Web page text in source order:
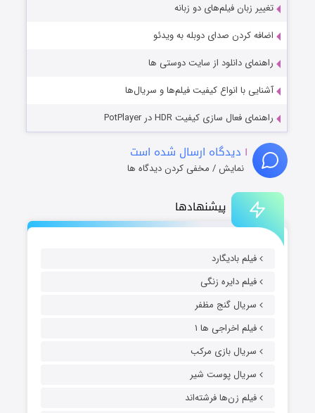
پیشنهادها
فیلم بادیگارد
فیلم دایره زنگی
سریال گنج مظفر
فیلم اخراجی ها ۱
سریال بازی مرکب
سریال پوست شیر
فیلم زن‌ها فرشته‌اند
تغییر زبان فیلم‌های دو زبانه
اضافه کردن صدای دوبله به ویدئو
راهنمای دانلود از سایت دوستی ها
آشنایی با انواع کیفیت فیلم‌ها و سریال‌ها
راهنمای فعال سازی کیفیت HDR در PotPlayer
۱ دیدگاه ارسال شده است
نمایش / مخفی کردن دیدگاه ها